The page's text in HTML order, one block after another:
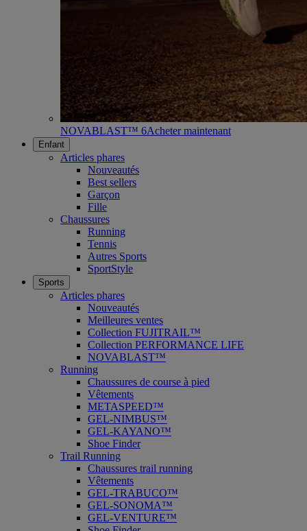
NOVABLAST™ 6Acheter maintenant
Enfant
Articles phares
Nouveautés
Best sellers
Garçon
Fille
Chaussures
Running
Tennis
Autres Sports
SportStyle
Sports
Articles phares
Nouveautés
Meilleures ventes
Collection FUJITRAIL™
Collection PERFORMANCE LIFE
NOVABLAST™
Running
Chaussures de course à pied
Vêtements
METASPEED™
GEL-NIMBUS™
GEL-KAYANO™
Shoe Finder
Trail Running
Chaussures trail running
Vêtements
GEL-TRABUCO™
GEL-SONOMA™
GEL-VENTURE™